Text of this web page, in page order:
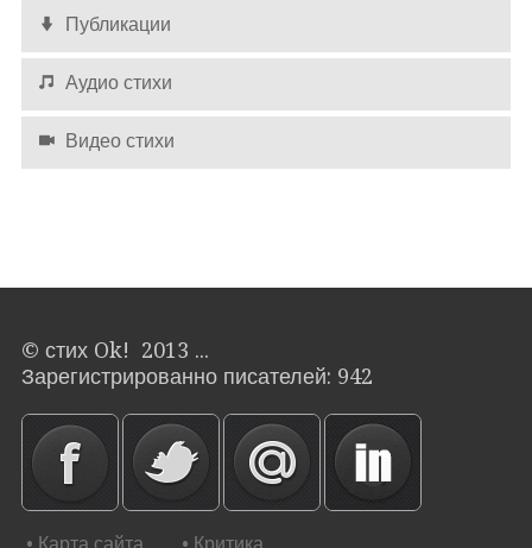
Публикации
Аудио стихи
Видео стихи
© стих Ok! 2013 ...
Зарегистрированно писателей: 942